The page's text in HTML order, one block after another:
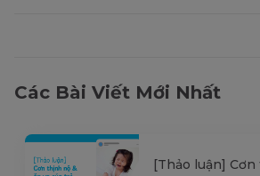
Các Bài Viết Mới Nhất
[Thảo luận]